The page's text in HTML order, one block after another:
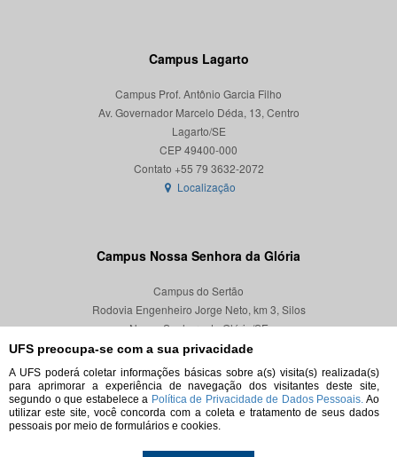
UFS preocupa-se com a sua privacidade
A UFS poderá coletar informações básicas sobre a(s) visita(s) realizada(s)
para aprimorar a experiência de navegação dos visitantes deste site,
segundo o que estabelece a Política de Privacidade de Dados Pessoais. Ao
utilizar este site, você concorda com a coleta e tratamento de seus dados
pessoais por meio de formulários e cookies.
Campus Lagarto
Campus Prof. Antônio Garcia Filho
Av. Governador Marcelo Déda, 13, Centro
Lagarto/SE
CEP 49400-000
Localização
Campus Nossa Senhora da Glória
Campus do Sertão
Rodovia Engenheiro Jorge Neto, km 3, Silos
Nossa Senhora da Glória/SE
CEP 49680-000
Localização